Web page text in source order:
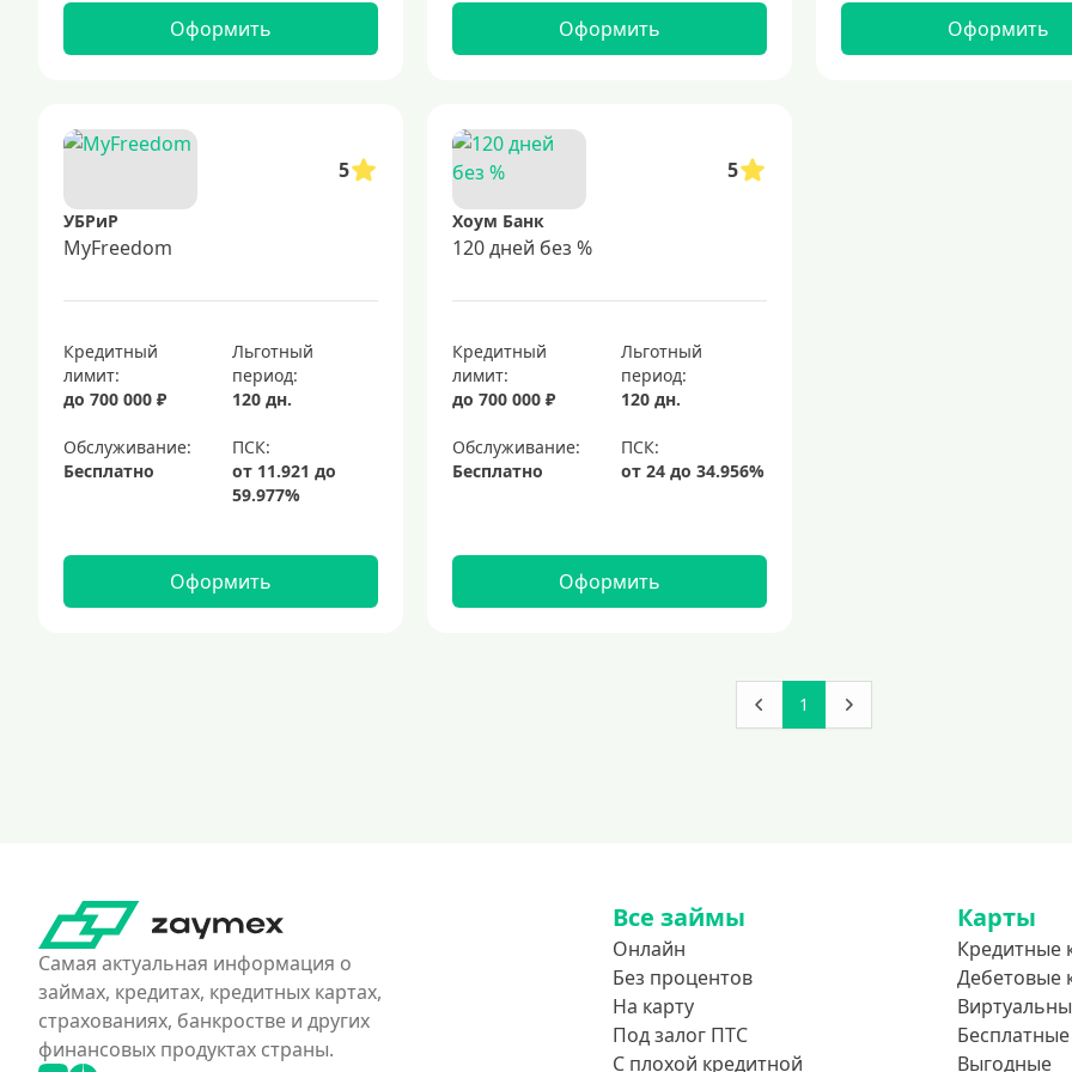
Оформить Оформить Оформить
5
УБРиР
MyFreedom
Кредитный
лимит:
до 700 000 ₽
Льготный
период:
120 дн.
Обслуживание:
Бесплатно
Оформить
5
Хоум Банк
120 дней без %
Кредитный
лимит:
до 700 000 ₽
Льготный
период:
120 дн.
Обслуживание:
Бесплатно
Оформить
1
Самая актуальная информация о
займах, кредитах, кредитных картах,
страхованиях, банкростве и других
финансовых продуктах страны.
Все займы
Онлайн
Без процентов
На карту
Под залог ПТС
С плохой кредитной
Карты
Кредитные
Дебетовые
Бесплатные
Выгодные